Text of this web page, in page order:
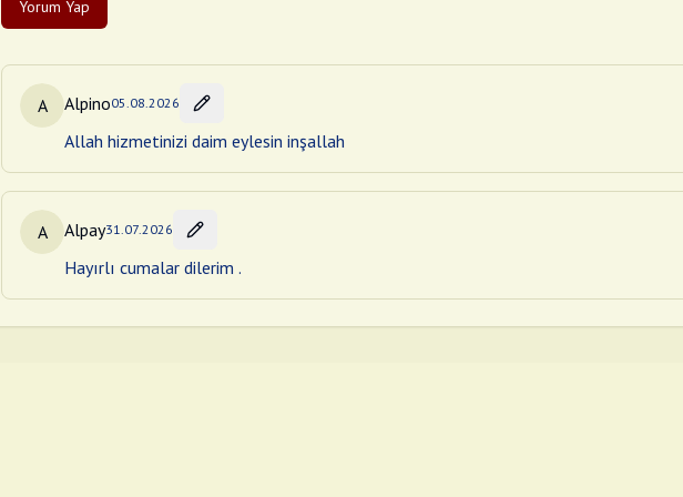
Yorum Yap
A Alpino05.08.2026
Allah hizmetinizi daim eylesin inşallah
A Alpay31.07.2026
Hayırlı cumalar dilerim .